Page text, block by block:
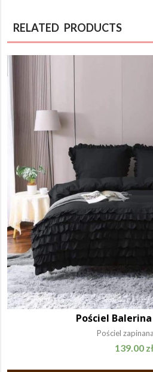
RELATED PRODUCTS
Pościel Balerina
Pościel
139.00 zł